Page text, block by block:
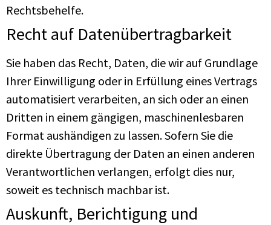
Rechtsbehelfe.
Recht auf Daten­übertrag­barkeit
Sie haben das Recht, Daten, die wir auf Grundlage
Ihrer Einwilligung oder in Erfüllung eines Vertrags
automatisiert verarbeiten, an sich oder an einen
Dritten in einem gängigen, maschinenlesbaren
Format aushändigen zu lassen. Sofern Sie die
direkte Übertragung der Daten an einen anderen
Verantwortlichen verlangen, erfolgt dies nur,
soweit es technisch machbar ist.
Auskunft, Berichtigung und